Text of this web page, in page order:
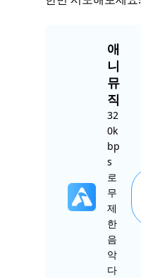
애
니
뮤
직
32
0k
bp
s
로
무
제
한
음
악
다